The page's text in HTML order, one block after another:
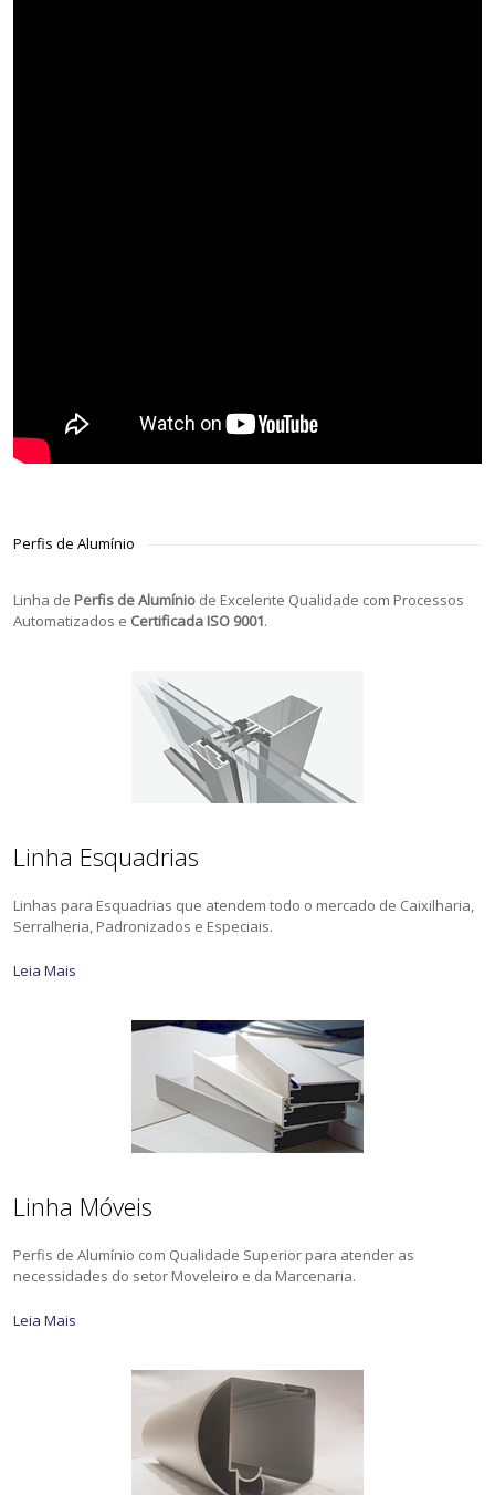
Perfis de Alumínio
Linha de Perfis de Alumínio de Excelente Qualidade com Processos
Automatizados e Certificada ISO 9001.
Linha Esquadrias
Linhas para Esquadrias que atendem todo o mercado de Caixilharia,
Serralheria, Padronizados e Especiais.
Leia Mais
Linha Móveis
Perfis de Alumínio com Qualidade Superior para atender as
necessidades do setor Moveleiro e da Marcenaria.
Leia Mais